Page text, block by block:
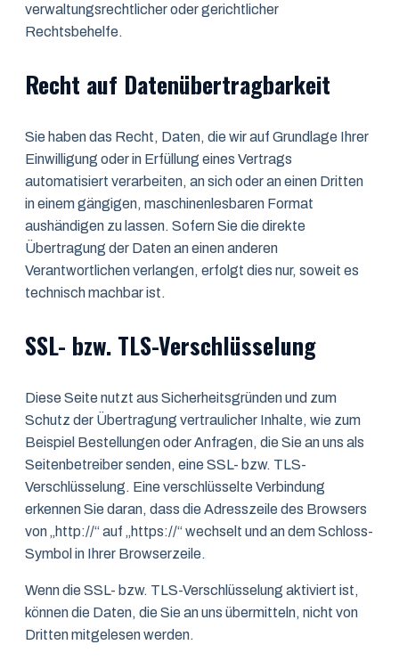
verwaltungsrechtlicher oder gerichtlicher
Rechtsbehelfe.
Recht auf Daten­übertrag­barkeit
Sie haben das Recht, Daten, die wir auf Grundlage Ihrer
Einwilligung oder in Erfüllung eines Vertrags
automatisiert verarbeiten, an sich oder an einen Dritten
in einem gängigen, maschinenlesbaren Format
aushändigen zu lassen. Sofern Sie die direkte
Übertragung der Daten an einen anderen
Verantwortlichen verlangen, erfolgt dies nur, soweit es
technisch machbar ist.
SSL- bzw. TLS-Verschlüsselung
Diese Seite nutzt aus Sicherheitsgründen und zum
Schutz der Übertragung vertraulicher Inhalte, wie zum
Beispiel Bestellungen oder Anfragen, die Sie an uns als
Seitenbetreiber senden, eine SSL- bzw. TLS-
Verschlüsselung. Eine verschlüsselte Verbindung
erkennen Sie daran, dass die Adresszeile des Browsers
von „http://“ auf „https://“ wechselt und an dem Schloss-
Symbol in Ihrer Browserzeile.
Wenn die SSL- bzw. TLS-Verschlüsselung aktiviert ist,
können die Daten, die Sie an uns übermitteln, nicht von
Dritten mitgelesen werden.